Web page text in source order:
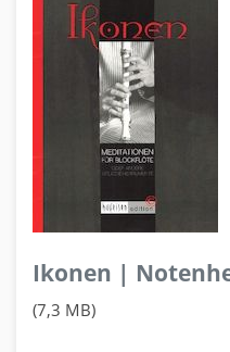
Ikonen |
(7,3 MB)